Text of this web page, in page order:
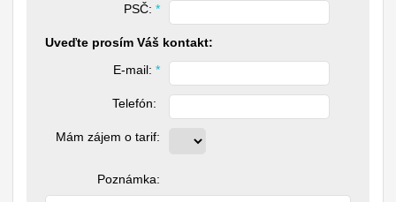
PSČ: *
Uveďte prosím Váš kontakt:
E-mail: *
Telefón:
Mám zájem o tarif:
Poznámka: